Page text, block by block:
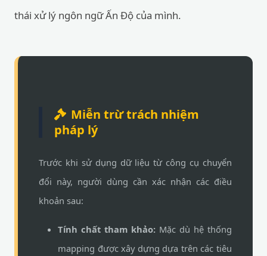
thái xử lý ngôn ngữ Ấn Độ của mình.
Miễn trừ trách nhiệm
pháp lý
Trước khi sử dụng dữ liệu từ công cụ chuyển
đổi này, người dùng cần xác nhận các điều
khoản sau:
Tính chất tham khảo: Mặc dù hệ thống
mapping được xây dựng dựa trên các tiêu